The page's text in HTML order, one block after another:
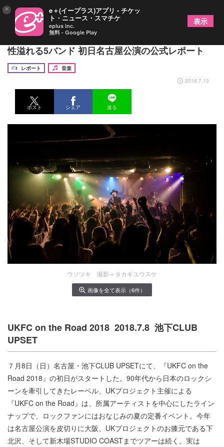
『UKFC on the Road 2018』の開幕を告げた、個
性溢れる5バンド 初日名古屋公演の公式レポート
レポート
音楽
2018.7.13
ポスト シェア 送る
ウソツキ 撮影＝タカギユウスケ
画像を全て表示（6件）
UKFC on the Road 2018 2018.7.8 池下CLUB
UPSET
７月8日（日）名古屋・池下CLUB UPSETにて、『UKFC on the
Road 2018』の初日がスタートした。90年代から日本のロックシ
ーンを牽引してきたレーベル、UKプロジェクト主催による
『UKFC on the Road』は、所属アーティストを中心にしたライン
ナップで、ロックファンにはおなじみの夏の定番イベント。今年
は名古屋公演を皮切りに大阪、UKプロジェクトのお膝元である下
北沢、そして新木場STUDIO COASTまでツアーは続く。実は
× e＋(イープラス)アプリ - チケッ
ト・ニュース・スマチケ
eplus inc.
無料 - Google Play
表示